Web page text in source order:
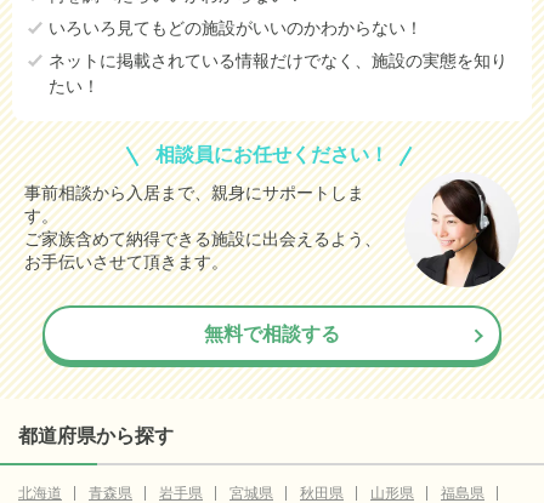
いろいろ見てもどの施設がいいのかわからない！
ネットに掲載されている情報だけでなく、施設の実態を知り
たい！
相談員にお任せください！
事前相談から入居まで、親身にサポートしま
す。
ご家族含めて納得できる施設に出会えるよう、
お手伝いさせて頂きます。
無料で相談する
都道府県から探す
北海道 青森県 岩手県 宮城県 秋田県 山形県
福島県